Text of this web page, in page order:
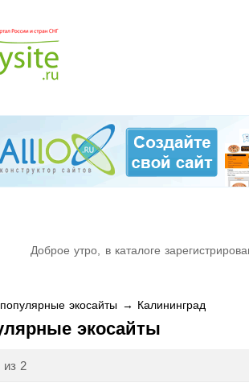
Доброе утро, в каталоге
экосайты → Калининград
экосайты
из 2